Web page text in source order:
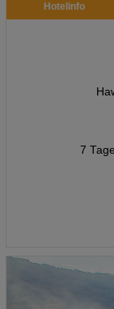
Hotelinfo
7 Tage